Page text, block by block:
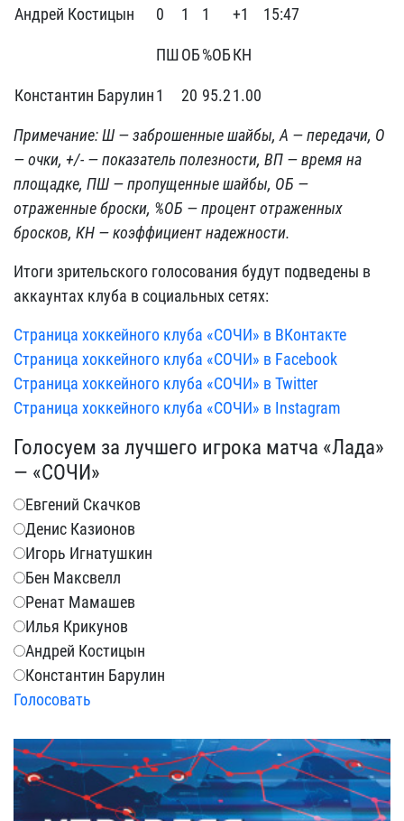
Андрей Костицын 0 1 1 +1 15:47
ПШОБ%ОБКН
Константин Барулин1 20 95.21.00
Примечание: Ш — заброшенные шайбы, А — передачи, О
— очки, +/- — показатель полезности, ВП — время на
площадке, ПШ — пропущенные шайбы, ОБ —
отраженные броски, %ОБ — процент отраженных
бросков, КН — коэффициент надежности.
Итоги зрительского голосования будут подведены в
аккаунтах клуба в социальных сетях:
Страница хоккейного клуба «СОЧИ» в ВКонтакте
Страница хоккейного клуба «СОЧИ» в Facebook
Страница хоккейного клуба «СОЧИ» в Twitter
Страница хоккейного клуба «СОЧИ» в Instagram
Голосуем за лучшего игрока матча «Лада»
— «СОЧИ»
Евгений Скачков
Денис Казионов
Игорь Игнатушкин
Бен Максвелл
Ренат Мамашев
Илья Крикунов
Андрей Костицын
Константин Барулин
Голосовать